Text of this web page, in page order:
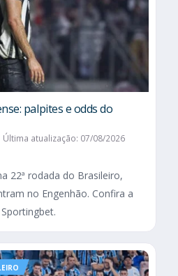
palpites e odds do
Última atualização: 07/08/2026
22ª rodada do Brasileiro,
no Engenhão. Confira a